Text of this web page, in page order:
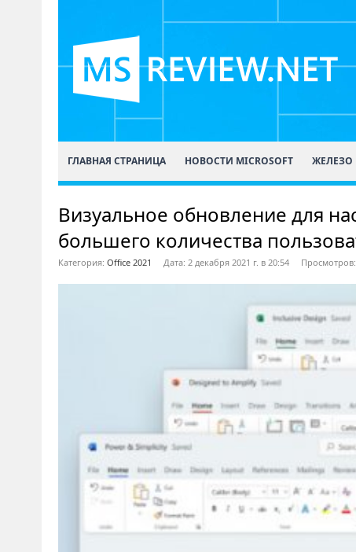
ГЛАВНАЯ СТРАНИЦА НОВОСТИ MICROSOFT ЖЕЛЕЗО
Визуальное обновление для
большего количества
Категория: Office 2021 Дата: 2 декабря 2021 г. в 20:54